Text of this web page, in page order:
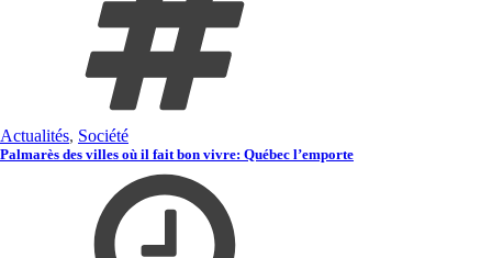
Actualités, Société
Palmarès des villes où il fait bon vivre: Québec l’emporte